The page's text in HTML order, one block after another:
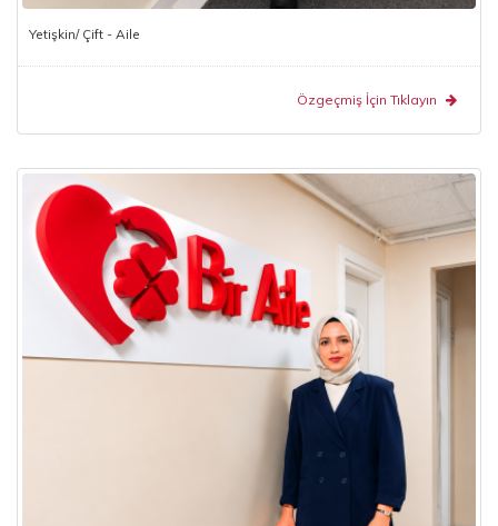
Yetişkin/ Çift - Aile
Özgeçmiş İçin Tıklayın